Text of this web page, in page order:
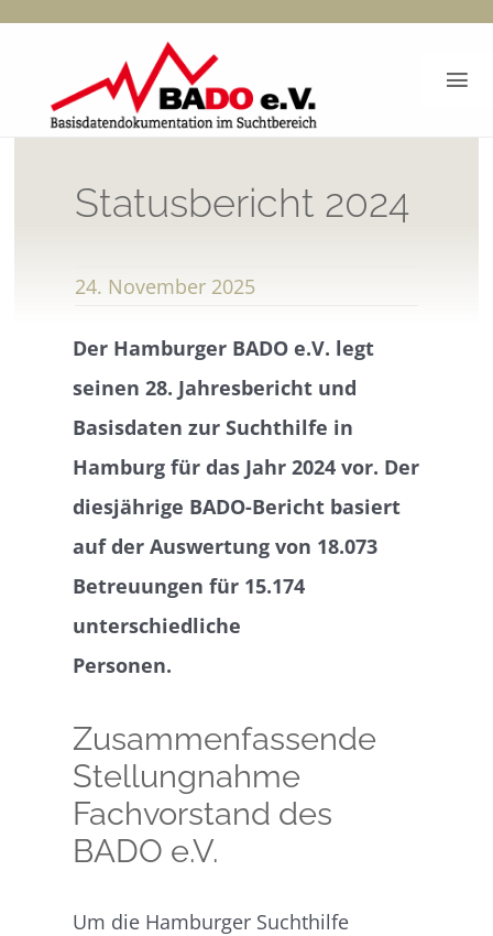
Zum
springen
Bado e.V.
Kontakt
Statusbericht 2024
24. November 2025
Der Hamburger BADO e.V. legt
seinen 28. Jahresbericht und
Basisdaten zur Suchthilfe in
Hamburg für das Jahr 2024 vor. Der
diesjährige BADO-Bericht basiert
auf der Auswertung von 18.073
Betreuungen für 15.174
unterschiedliche
Personen.
Zusammenfassende
Stellungnahme
Fachvorstand des
BADO e.V.
Um die Hamburger Suchthilfe